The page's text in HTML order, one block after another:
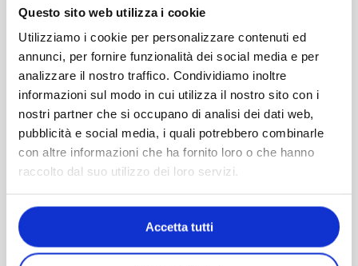
Questo sito web utilizza i cookie
Utilizziamo i cookie per personalizzare contenuti ed
annunci, per fornire funzionalità dei social media e per
analizzare il nostro traffico. Condividiamo inoltre
informazioni sul modo in cui utilizza il nostro sito con i
nostri partner che si occupano di analisi dei dati web,
pubblicità e social media, i quali potrebbero combinarle
con altre informazioni che ha fornito loro o che hanno
raccolto dal suo utilizzo dei loro servizi.
Accetta tutti
Nessun prodotto nel carrello.
Go To Shop
Link Utili
Sei un Professionista?
La Dispensa • Il Blog
Antonio Chiodi Latini
Supporto
Cookie Policy
Termini e condizioni di vendita